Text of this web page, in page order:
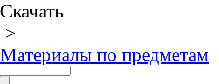
Скачать
>
Материалы по предметам